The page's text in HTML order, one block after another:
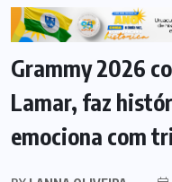
CULTURA
Grammy 2026
Lamar, faz
emociona com